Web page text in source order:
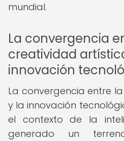
mundial.
La convergencia
creatividad
innovación
La convergencia entre
y la innovación
el contexto de la
generado un